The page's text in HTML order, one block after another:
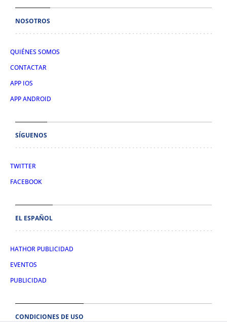
NOSOTROS
QUIÉNES SOMOS
CONTACTAR
APP IOS
APP ANDROID
SÍGUENOS
TWITTER
FACEBOOK
EL ESPAÑOL
HATHOR PUBLICIDAD
EVENTOS
PUBLICIDAD
CONDICIONES DE USO